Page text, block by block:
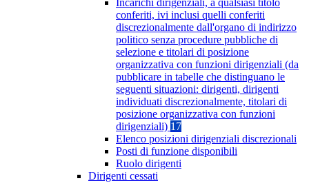
Incarichi dirigenziali, a qualsiasi titolo
conferiti, ivi inclusi quelli conferiti
discrezionalmente dall'organo di indirizzo
politico senza procedure pubbliche di
selezione e titolari di posizione
organizzativa con funzioni dirigenziali (da
pubblicare in tabelle che distinguano le
seguenti situazioni: dirigenti, dirigenti
individuati discrezionalmente, titolari di
posizione organizzativa con funzioni
dirigenziali) 17
Elenco posizioni dirigenziali discrezionali
Posti di funzione disponibili
Ruolo dirigenti
Dirigenti cessati